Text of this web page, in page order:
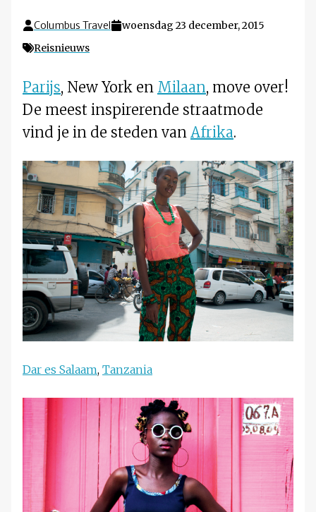
Columbus Travel
woensdag 23 december, 2015
Reisnieuws
Parijs, New York en Milaan, move over!
De meest inspirerende straatmode
vind je in de steden van Afrika.
Dar es Salaam, Tanzania